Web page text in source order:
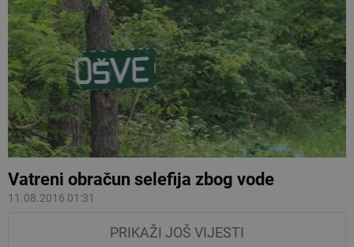
Vatreni obračun selefija zbog vode
11.08.2016 01:31
PRIKAŽI JOŠ VIJESTI